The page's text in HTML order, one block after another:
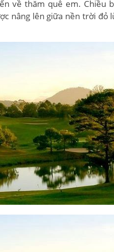
về thăm quê em. Chiều
nâng lên giữa nền trời